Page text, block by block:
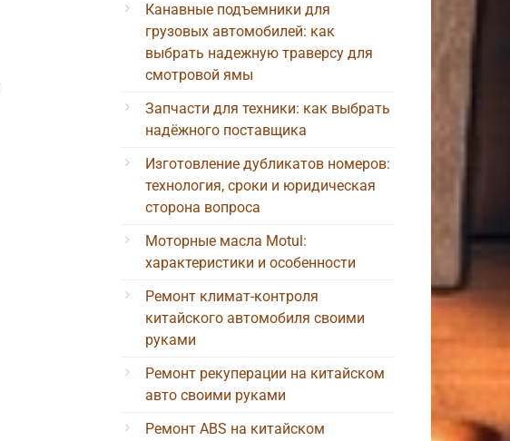
Канавные подъемники для
грузовых автомобилей: как
выбрать надежную траверсу для
смотровой ямы
Запчасти для техники: как выбрать
надёжного поставщика
Изготовление дубликатов номеров:
технология, сроки и юридическая
сторона вопроса
Моторные масла Motul:
характеристики и особенности
Ремонт климат-контроля
китайского автомобиля своими
руками
Ремонт рекуперации на китайском
авто своими руками
Ремонт ABS на китайском